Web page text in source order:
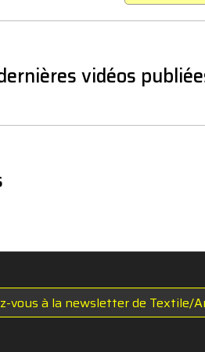
vidéos
vous à la newsletter de Textile/